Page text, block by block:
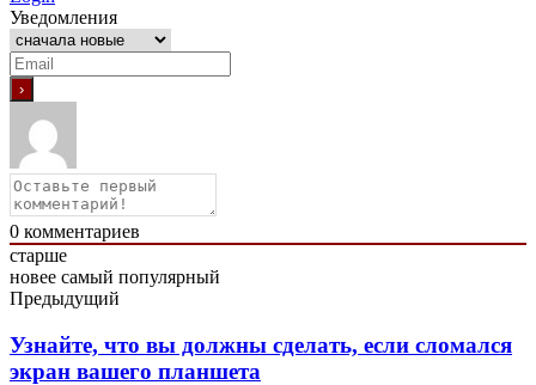
Уведомления
0 комментариев
старше
новее самый популярный
Предыдущий
Узнайте, что вы должны сделать, если сломался
экран вашего планшета